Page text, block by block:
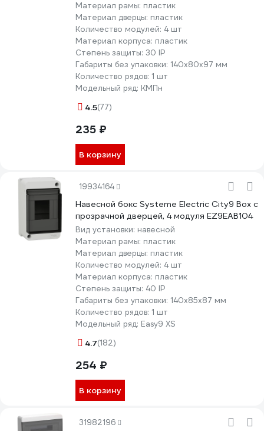
Материал рамы: пластик
Материал дверцы: пластик
Количество модулей: 4 шт
Материал корпуса: пластик
Степень защиты: 30 IP
Габариты без упаковки: 140х80х97 мм
Количество рядов: 1 шт
Модельный ряд: КМПн
4.5(77)
235 ₽
В корзину
19934164
Навесной бокс Systeme Electric City9 Box с
прозрачной дверцей, 4 модуля EZ9EAB104
Вид установки: навесной
Материал рамы: пластик
Материал дверцы: пластик
Количество модулей: 4 шт
Материал корпуса: пластик
Степень защиты: 40 IP
Габариты без упаковки: 140х85х87 мм
Количество рядов: 1 шт
Модельный ряд: Easy9 XS
4.7(182)
254 ₽
В корзину
31982196